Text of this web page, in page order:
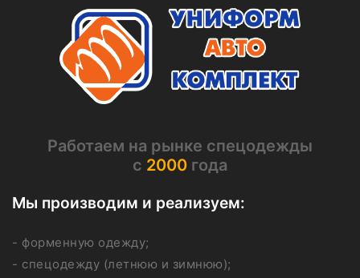
Работаем на рынке спецодежды
с 2000 года
Мы производим и реализуем:
- форменную одежду;
- спецодежду (летнюю и зимнюю);